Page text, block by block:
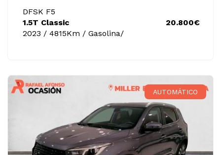
DFSK F5
1.5T Classic
2023 / 4815Km / Gasolina/
20.800€
AUTOMÁTICO